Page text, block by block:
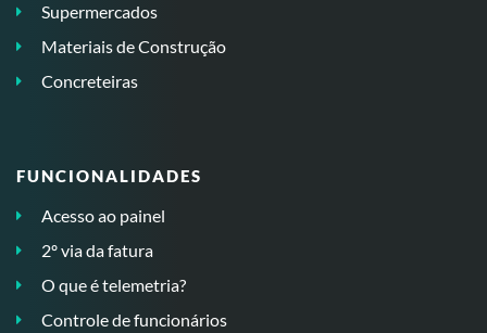
Supermercados
Materiais de Construção
Concreteiras
FUNCIONALIDADES
Acesso ao painel
2º via da fatura
O que é telemetria?
Controle de funcionários